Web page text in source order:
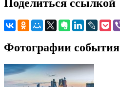
Поделиться ссылкой
Фотографии события